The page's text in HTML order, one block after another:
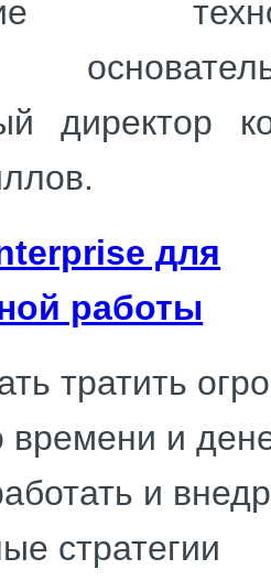
директор
для
работы
тратить
времени и
и
стратегии